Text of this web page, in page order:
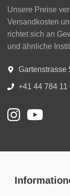
Unsere Preise
Versandkosten
richtet sich an
und ähnliche
Gartenstrasse
+41 44 784 11